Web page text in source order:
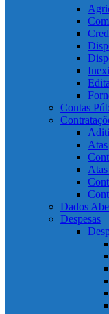
Contas
Atas
Dados
Despesas